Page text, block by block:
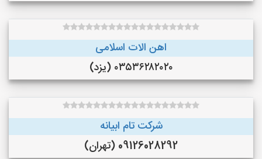
اهن الات اسلامی
۰۳۵۳۶۲۸۲۰۲۰ (یزد)
شرکت تام ابیانه
09126028292 (تهران)